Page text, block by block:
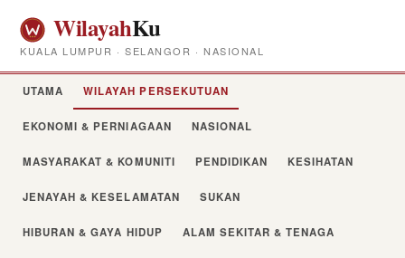
WilayahKu
KUALA LUMPUR · SELANGOR · NASIONAL
UTAMA WILAYAH PERSEKUTUAN
EKONOMI & PERNIAGAAN NASIONAL
MASYARAKAT & KOMUNITI PENDIDIKAN KESIHATAN
JENAYAH & KESELAMATAN SUKAN
HIBURAN & GAYA HIDUP ALAM SEKITAR & TENAGA